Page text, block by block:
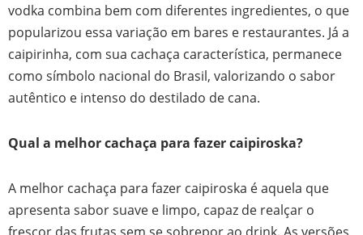
vodka combina bem com diferentes ingredientes, o que
popularizou essa variação em bares e restaurantes. Já a
caipirinha, com sua cachaça característica, permanece
como símbolo nacional do Brasil, valorizando o sabor
autêntico e intenso do destilado de cana.
Qual a melhor cachaça para fazer caipiroska?
A melhor cachaça para fazer caipiroska é aquela que
apresenta sabor suave e limpo, capaz de realçar o
frescor das frutas sem se sobrepor ao drink. As versões